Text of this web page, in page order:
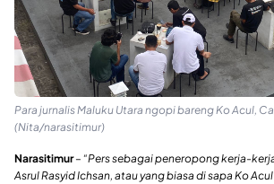
Para jurnalis Maluku Utara ngopi bareng Ko Acul,
(Nita/narasitimur)
Narasitimur– “Pers sebagai peneropong kerja-
Asrul Rasyid Ichsan, atau yang biasa di sapa Ko